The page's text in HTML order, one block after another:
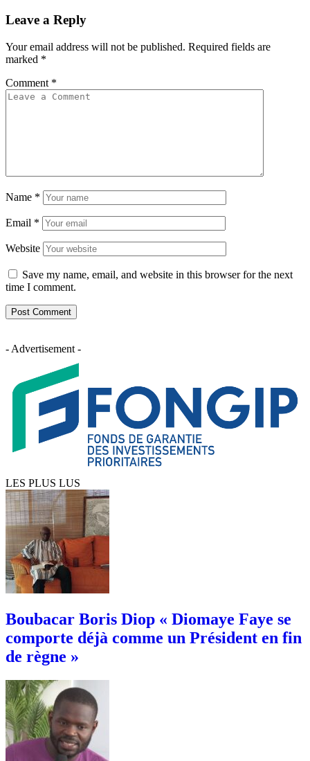
Leave a Reply
Your email address will not be published. Required fields are
marked *
Comment *
Name *
Email *
Website
Save my name, email, and website in this browser for the next
time I comment.
- Advertisement -
LES PLUS LUS
Boubacar Boris Diop « Diomaye Faye se
comporte déjà comme un Président en fin
de règne »